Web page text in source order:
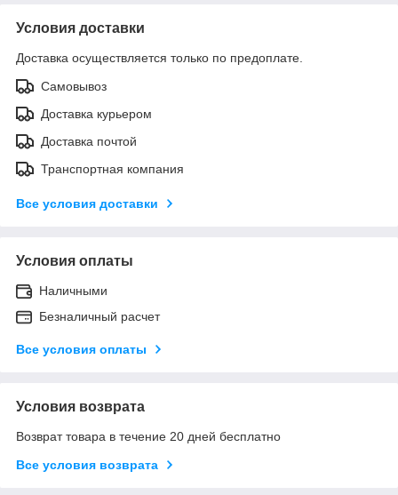
Условия доставки
Доставка осуществляется только по предоплате.
Самовывоз
Доставка курьером
Доставка почтой
Транспортная компания
Все условия доставки
Условия оплаты
Наличными
Безналичный расчет
Все условия оплаты
Условия возврата
Возврат товара в течение 20 дней бесплатно
Все условия возврата